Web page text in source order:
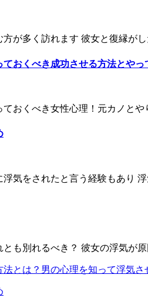
が多く訪れます 彼女と復縁が
おくべき成功させる方法とやっ
おくべき女性心理！元カノと
気をされたと言う経験もあり
も別れるべき？ 彼女の浮気が
とは？男の心理を知って浮気さ